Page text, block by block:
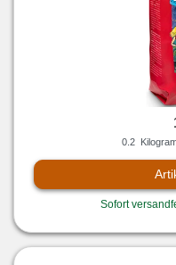
0.2
Sofort